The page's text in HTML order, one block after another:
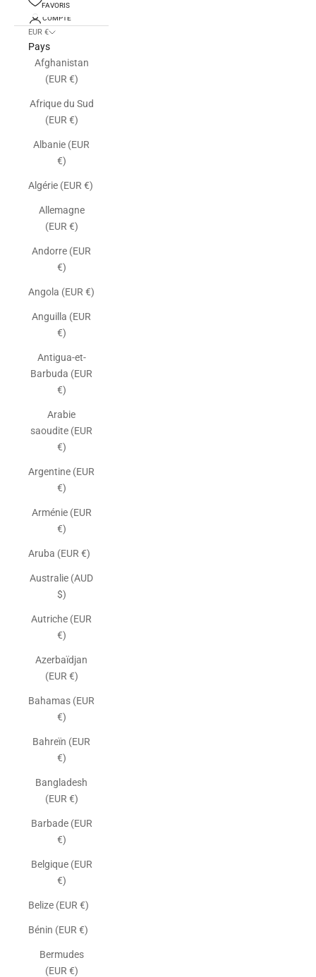
FAVORIS
COMPTE
EUR €
Pays
Afghanistan
(EUR €)
Afrique du Sud
(EUR €)
Albanie (EUR
€)
Algérie (EUR €)
Allemagne
(EUR €)
Andorre (EUR
€)
Angola (EUR €)
Anguilla (EUR
€)
Antigua-et-
Barbuda (EUR
€)
Arabie
saoudite (EUR
€)
Argentine (EUR
€)
Arménie (EUR
€)
Aruba (EUR €)
Australie (AUD
$)
Autriche (EUR
€)
Azerbaïdjan
(EUR €)
Bahamas (EUR
€)
Bahreïn (EUR
€)
Bangladesh
(EUR €)
Barbade (EUR
€)
Belgique (EUR
€)
Belize (EUR €)
Bénin (EUR €)
Bermudes
(EUR €)